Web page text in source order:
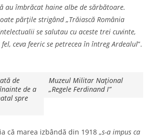
au îmbrăcat haine albe de sărbătoare.
părţile strigând „Trăiască România
se salutau cu aceste trei cuvinte,
ceva feeric se petrecea în întreg Ardealul”.
de
de a
spre
Muzeul Militar Național
„Regele Ferdinand I”
că marea izbândă din 1918 „s-a impus ca